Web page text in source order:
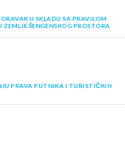
U SKLADU SA PRAVILOM
ŠENGENSKOG PROSTORA
PRAVA PUTNIKA I TURISTIČKIH